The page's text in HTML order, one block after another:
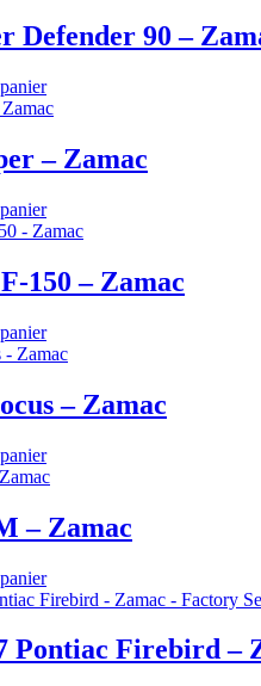
Defender 90 –
– Zamac
150 – Zamac
– Zamac
– Zamac
Pontiac Firebird –